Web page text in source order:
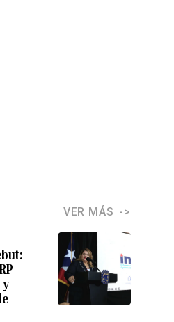
VER MÁS
y